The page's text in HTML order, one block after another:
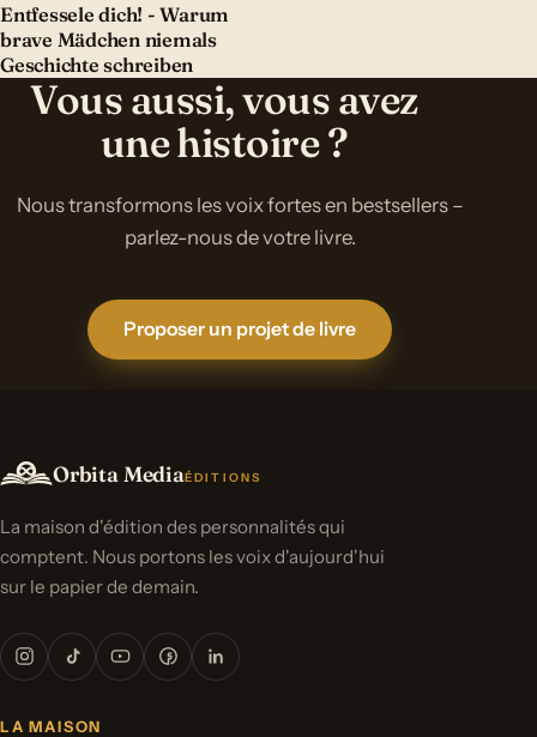
Entfessele dich! - Warum
brave Mädchen niemals
Geschichte schreiben
Vous aussi, vous avez
une histoire ?
Nous transformons les voix fortes en bestsellers –
parlez-nous de votre livre.
Proposer un projet de livre
Orbita MediaÉDITIONS
La maison d'édition des personnalités qui
comptent. Nous portons les voix d'aujourd'hui
sur le papier de demain.
LA MAISON